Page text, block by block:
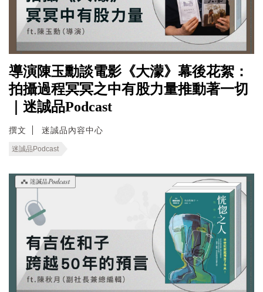
導演陳玉勳談電影《大濛》幕後花絮：
拍攝過程冥冥之中有股力量推動著一切
｜迷誠品Podcast
撰文 迷誠品內容中心
迷誠品Podcast